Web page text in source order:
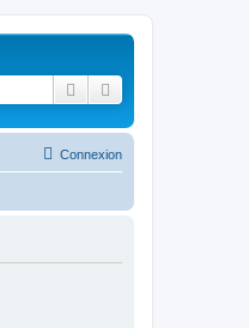
Rechercher
Connexion